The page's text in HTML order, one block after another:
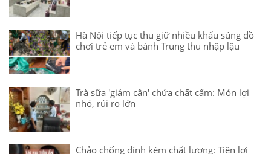
Hà Nội tiếp tục thu giữ nhiều khẩu súng đồ
chơi trẻ em và bánh Trung thu nhập lậu
Trà sữa 'giảm cân' chứa chất cấm: Món lợi
nhỏ, rủi ro lớn
Chảo chống dính kém chất lượng: Tiện lợi